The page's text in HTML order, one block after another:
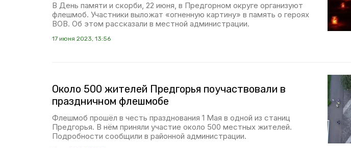
В День памяти и скорби, 22 июня, в Предгорном округе организуют
флешмоб. Участники выложат «огненную картину» в память о героях
ВОВ. Об этом рассказали в местной администрации.
17 июня 2023, 13:56
Около 500 жителей Предгорья поучаствовали в
праздничном флешмобе
Флешмоб прошёл в честь празднования 1 Мая в одной из станиц
Предгорья. В нём приняли участие около 500 местных жителей.
Подробности сообщили в районной администрации.